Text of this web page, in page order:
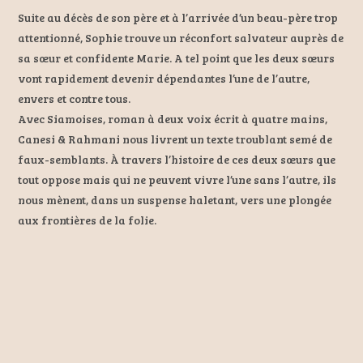
Suite au décès de son père et à l’arrivée d’un beau-père trop
attentionné, Sophie trouve un réconfort salvateur auprès de
sa sœur et confidente Marie. A tel point que les deux sœurs
vont rapidement devenir dépendantes l’une de l’autre,
envers et contre tous.
Avec Siamoises, roman à deux voix écrit à quatre mains,
Canesi & Rahmani nous livrent un texte troublant semé de
faux-semblants. À travers l’histoire de ces deux sœurs que
tout oppose mais qui ne peuvent vivre l’une sans l’autre, ils
nous mènent, dans un suspense haletant, vers une plongée
aux frontières de la folie.